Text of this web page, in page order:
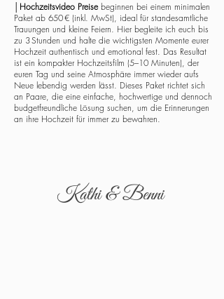
Hochzeitsvideo Preisebeginnen bei einem minimalen
Paket ab 650 € (inkl. MwSt), ideal für standesamtliche
Trauungen und kleine Feiern. Hier begleite ich euch bis
zu 3 Stunden und halte die wichtigsten Momente eurer
Hochzeit authentisch und emotional fest. Das Resultat
ist ein kompakter Hochzeitsfilm (5–10 Minuten), der
euren Tag und seine Atmosphäre immer wieder aufs
Neue lebendig werden lässt. Dieses Paket richtet sich
an Paare, die eine einfache, hochwertige und dennoch
budgetfreundliche Lösung suchen, um die Erinnerungen
an ihre Hochzeit für immer zu bewahren.
Kathi & Benni